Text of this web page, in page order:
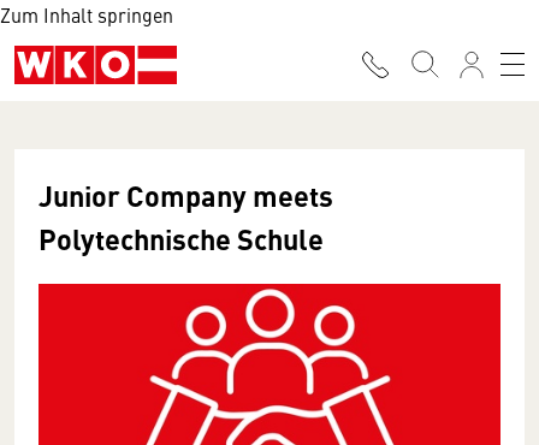
Zum Inhalt springen
Junior Company meets
Polytechnische Schule